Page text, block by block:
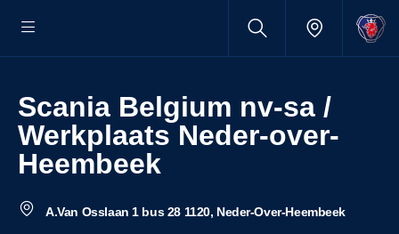
Scania Belgium nv-sa /
Werkplaats Neder-over-
Heembeek
A.Van Osslaan 1 bus 28 1120, Neder-Over-Heembeek